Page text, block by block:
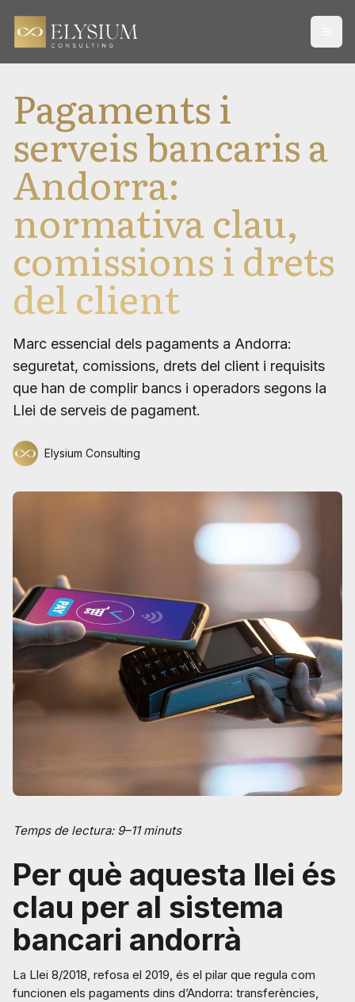
Pagaments i
serveis bancaris a
Andorra:
normativa clau,
comissions i drets
del client
Marc essencial dels pagaments a Andorra:
seguretat, comissions, drets del client i requisits
que han de complir bancs i operadors segons la
Llei de serveis de pagament.
Elysium Consulting
Temps de lectura: 9–11 minuts
Per què aquesta llei és
clau per al sistema
bancari andorrà
La Llei 8/2018, refosa el 2019, és el pilar que regula com
funcionen els pagaments dins d’Andorra: transferències,